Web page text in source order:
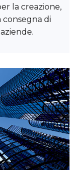
la creazione,
consegna di